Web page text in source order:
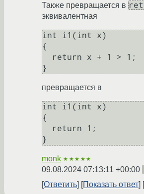
Также превращается в
эквивалентная
int i1(int x)
{
превращается в
int i1(int x)
{
monk ★★★★★
09.08.2024 07:13:11 +00:00
Ответить Показать ответ